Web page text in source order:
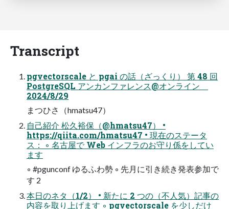
Transcript
pgvectorscale と pgai の話（ざっくり） 第 48 回
PostgreSQL アンカンファレンス@オンライン
2024/8/29
まつひさ（hmatsu47）
自己紹介 松久裕保（@hmatsu47） •
https://qiita.com/hmatsu47 • 現在のステータ
ス： ◦ 名古屋で Web インフラのお守り係をしてい
ます
◦ #pgunconf ゆるふわ勢 ◦ 先月に引き続き発表参加で
す 2
本日のネタ（1/2） • 新たに 2 つの（不人気）記事の
内容を取り上げます ◦ pgvectorscale を少しだけ